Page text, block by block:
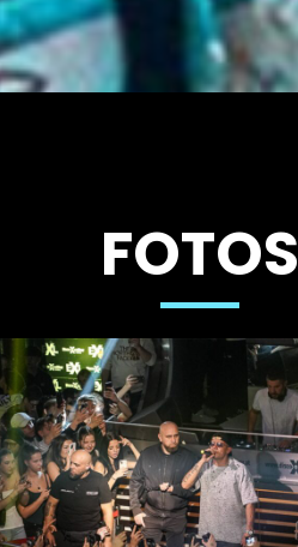
FOTOS